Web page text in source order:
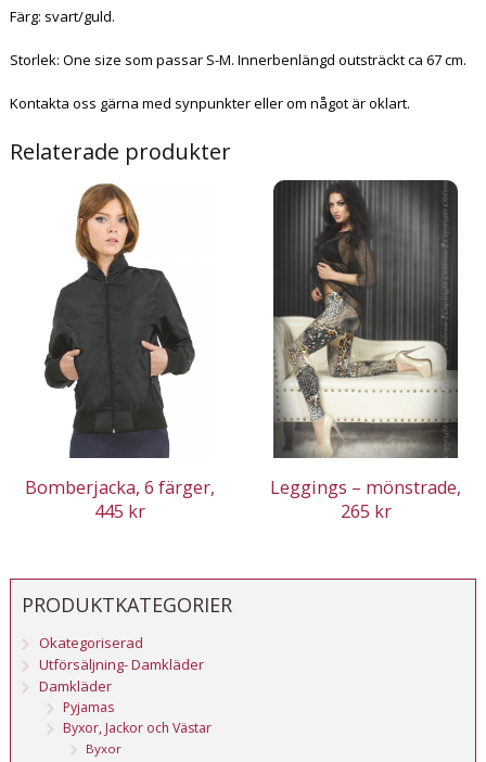
Färg: svart/guld.
Storlek: One size som passar S-M. Innerbenlängd outsträckt ca 67 cm.
Kontakta oss gärna med synpunkter eller om något är oklart.
Relaterade produkter
Bomberjacka, 6 färger,
445 kr
Leggings – mönstrade,
265 kr
PRODUKTKATEGORIER
Okategoriserad
Utförsäljning- Damkläder
Damkläder
Pyjamas
Byxor, Jackor och Västar
Byxor